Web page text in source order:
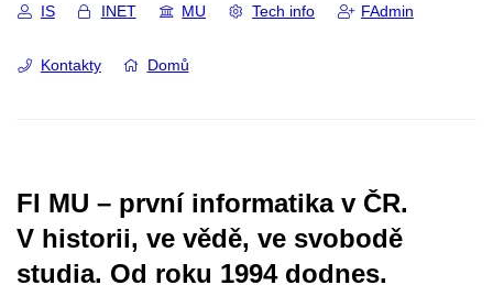
IS INET MU Tech info FAdmin
Kontakty Domů
FI MU – první informatika v ČR.
V historii, ve vědě, ve svobodě
studia. Od roku 1994 dodnes.